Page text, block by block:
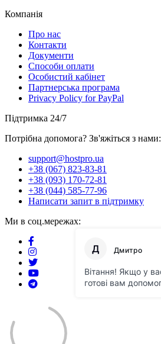
Компанія
Про нас
Контакти
Документи
Способи оплати
Особистий кабінет
Партнерська програма
Privacy Policy for PayPal
Підтримка 24/7
Потрібна допомога? Зв'яжіться з нами:
support@hostpro.ua
+38 (067) 823-83-81
+38 (093) 170-72-81
+38 (044) 585-77-96
Написати запит в підтримку
Ми в соц.мережах: